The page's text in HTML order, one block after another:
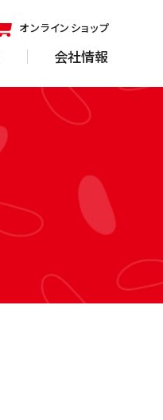
オンラインショップ
会社情報